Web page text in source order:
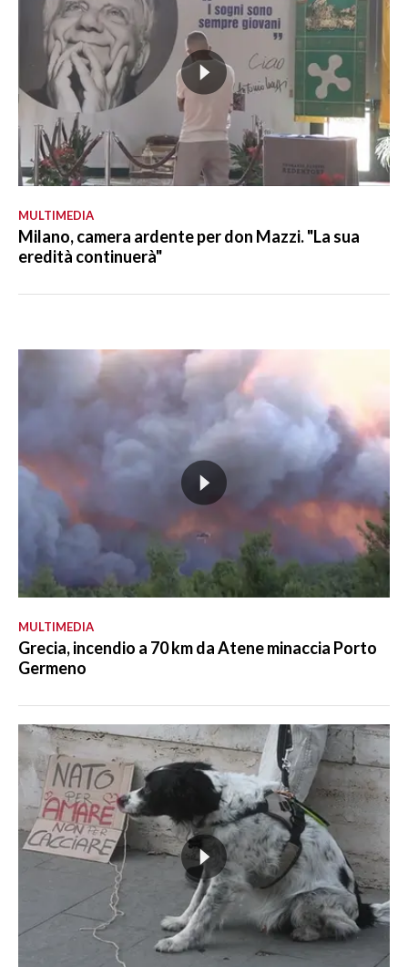
MULTIMEDIA
Milano, camera ardente per don Mazzi. "La sua
eredità continuerà"
MULTIMEDIA
Grecia, incendio a 70 km da Atene minaccia Porto
Germeno